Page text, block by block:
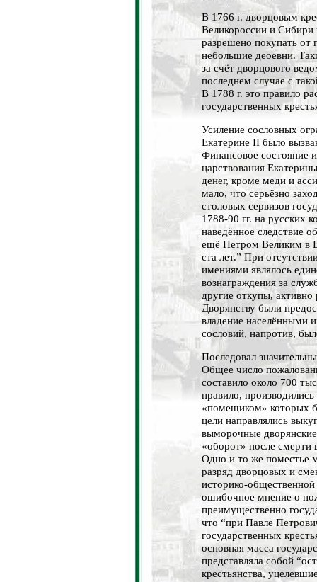
В 1766 г. дворцовым
Великороссии и Сибири
разрешено покупать
небольшие деоевни.
за счёт дворцового
последнем случае с
В 1788 г. это правило
государственных
Усиление сословных
Екатерине II было
Финансовое состояние
царствования
денег, кроме меди и
мало, что серьёзно
столовых сервизов
1788-90 гг. на русских
наведённое следствие
ещё Петром Великим в
ста лет.” При
имениями являлось
вознаграждения за
другие откупы,
Дворянству были
владение населёнными
сословий, напротив,
Последовал
Общее число
составило около 700
правило,
«помещиком» которых
цели направлялись
выморочные
«оборот» после смерти
Одно и то же поместье
разряд дворцовых и
историко-общественной
ошибочное мнение о
преимущественно
что “при Павле
государственных
основная масса
представляла собой
крестьянства,